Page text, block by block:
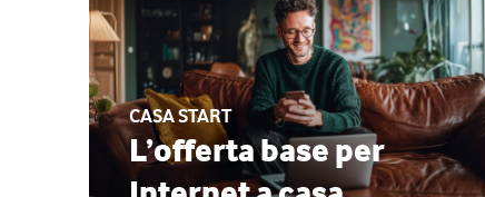
CASA START
L’offerta base per